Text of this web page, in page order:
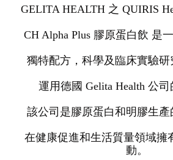
GELITA HEALTH 之 QUIRIS
CH Alpha Plus 膠原蛋白飲 是
獨特配方，科學及臨床實驗研
運用德國 Gelita Health 公司
該公司是膠原蛋白和明膠生產
在健康促進和生活質量領域擁
動。